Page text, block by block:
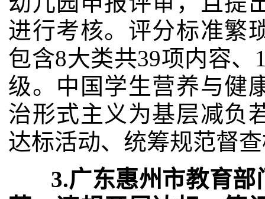
进行考核。评分标准繁
包含8大类共39项内容
级。中国学生营养与健
治形式主义为基层减负
达标活动、统筹规范督
3.广东惠州市教育部